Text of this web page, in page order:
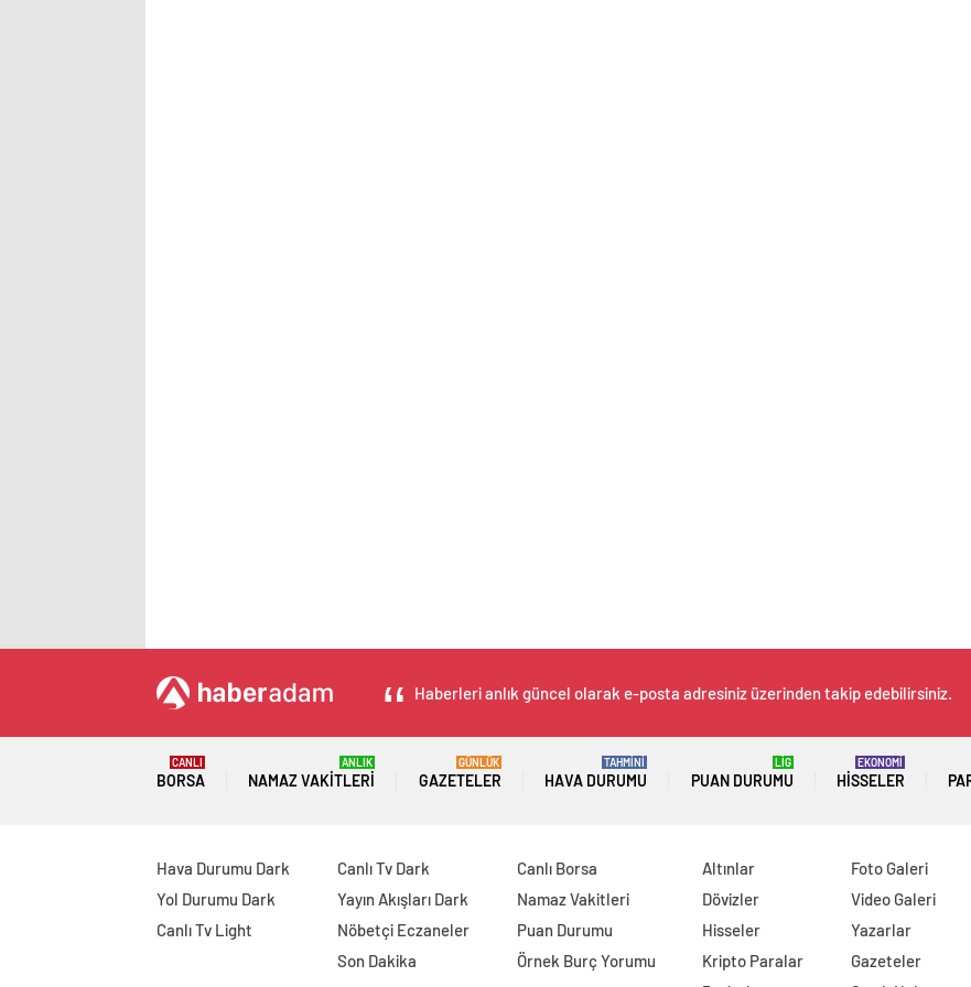
Haberleri anlık güncel olarak e-posta adresiniz üzerinden takip edebilirsiniz.
BORSA
CANLI
NAMAZ VAKITLERI
ANLIK
GAZETELER
GÜNLÜK
HAVA DURUMU
TAHMİNİ
PUAN DURUMU
LİG
HISSELER
EKONOMİ
Hava Durumu Dark
Yol Durumu Dark
Canlı Tv Light
Canlı Tv Dark
Yayın Akışları Dark
Nöbetçi Eczaneler
Son Dakika
Canlı Borsa
Namaz Vakitleri
Puan Durumu
Örnek Burç Yorumu
Altınlar
Dövizler
Hisseler
Kripto Paralar
Foto Galeri
Video Galeri
Yazarlar
Gazeteler